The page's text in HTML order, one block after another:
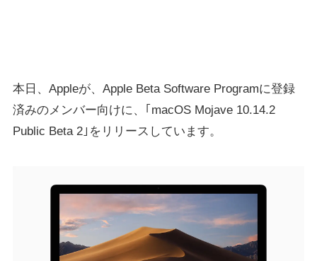
本日、Appleが、Apple Beta Software Programに登録
済みのメンバー向けに、｢macOS Mojave 10.14.2
Public Beta 2｣をリリースしています。